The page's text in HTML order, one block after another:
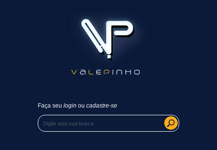
Faça seu login ou cadastre-se